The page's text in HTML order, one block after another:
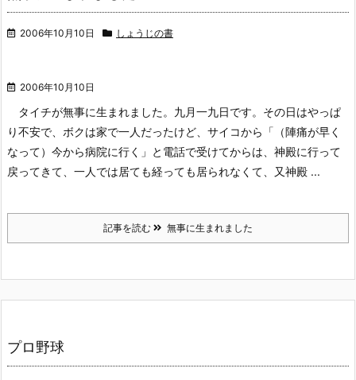
2006年10月10日 しょうじの書
2006年10月10日
タイチが無事に生まれました。九月一九日です。その日はやっぱ
り不安で、ボクは家で一人だったけど、サイコから「（陣痛が早く
なって）今から病院に行く」と電話で受けてからは、神殿に行って
戻ってきて、一人では居ても経っても居られなくて、又神殿 ...
記事を読む 無事に生まれました
プロ野球